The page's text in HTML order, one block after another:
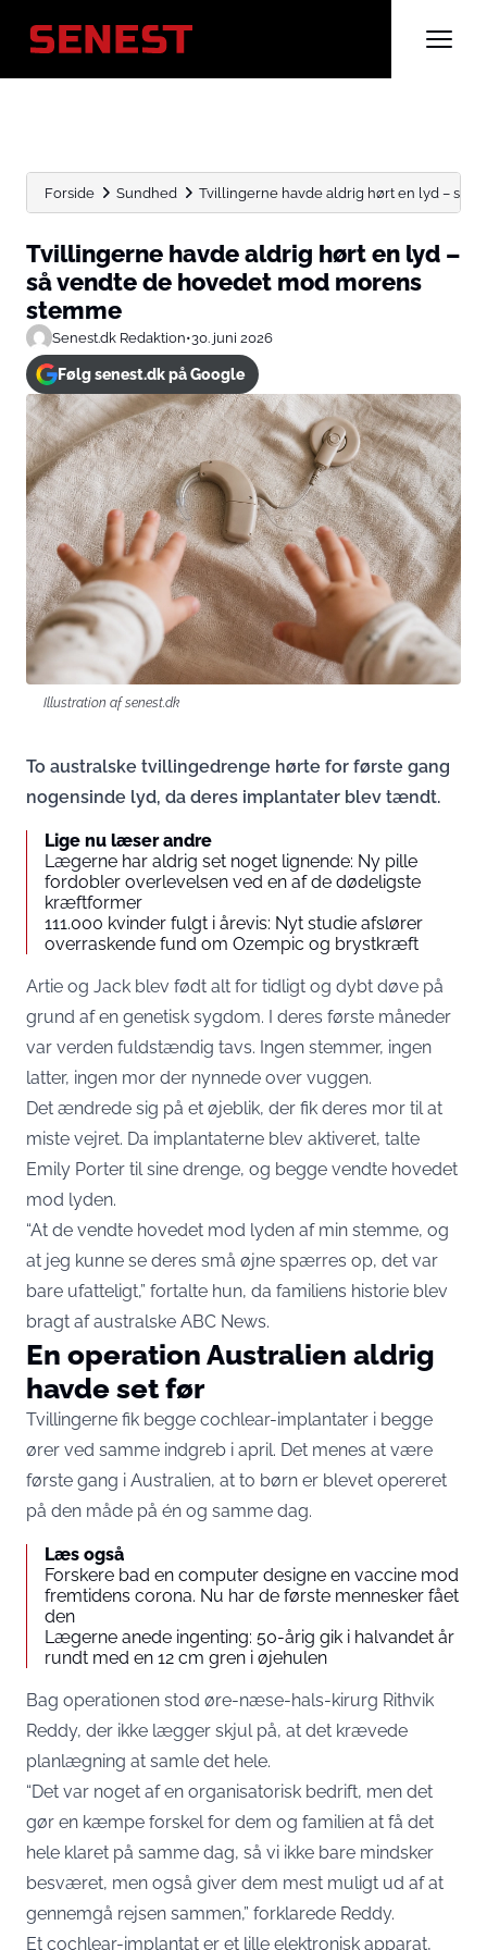
Forside Sundhed Tvillingerne havde aldrig hørt en lyd – så
Tvillingerne havde aldrig hørt en lyd –
så vendte de hovedet mod morens
stemme
Senest.dk Redaktion•30. juni 2026
Følg senest.dk på Google
Illustration af senest.dk
To australske tvillingedrenge hørte for første gang
nogensinde lyd, da deres implantater blev tændt.
Lige nu læser andre
Lægerne har aldrig set noget lignende: Ny pille
fordobler overlevelsen ved en af de dødeligste
kræftformer
111.000 kvinder fulgt i årevis: Nyt studie afslører
overraskende fund om Ozempic og brystkræft
Artie og Jack blev født alt for tidligt og dybt døve på
grund af en genetisk sygdom. I deres første måneder
var verden fuldstændig tavs. Ingen stemmer, ingen
latter, ingen mor der nynnede over vuggen.
Det ændrede sig på et øjeblik, der fik deres mor til at
miste vejret. Da implantaterne blev aktiveret, talte
Emily Porter til sine drenge, og begge vendte hovedet
mod lyden.
“At de vendte hovedet mod lyden af min stemme, og
at jeg kunne se deres små øjne spærres op, det var
bare ufatteligt,” fortalte hun, da familiens historie blev
bragt af australske ABC News.
En operation Australien aldrig
havde set før
Tvillingerne fik begge cochlear-implantater i begge
ører ved samme indgreb i april. Det menes at være
første gang i Australien, at to børn er blevet opereret
på den måde på én og samme dag.
Læs også
Forskere bad en computer designe en vaccine mod
fremtidens corona. Nu har de første mennesker fået
den
Lægerne anede ingenting: 50-årig gik i halvandet år
rundt med en 12 cm gren i øjehulen
Bag operationen stod øre-næse-hals-kirurg Rithvik
Reddy, der ikke lægger skjul på, at det krævede
planlægning at samle det hele.
“Det var noget af en organisatorisk bedrift, men det
gør en kæmpe forskel for dem og familien at få det
hele klaret på samme dag, så vi ikke bare mindsker
besværet, men også giver dem mest muligt ud af at
gennemgå rejsen sammen,” forklarede Reddy.
Et cochlear-implantat er et lille elektronisk apparat,